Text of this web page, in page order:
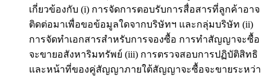
เกี่ยวข้องกับ (i) การจัดการตอบรับการสื่อสารที่ลูกค้าอาจ
ติดต่อมาเพื่อขอข้อมูลใดจากบริษัทฯ และกลุ่มบริษัท (ii)
การจัดทำเอกสารสำหรับการจองซื้อ การทำสัญญาจะซื้อ
จะขายอสังหาริมทรัพย์ (iii) การตรวจสอบการปฏิบัติสิทธิ
และหน้าที่ของคู่สัญญาภายใต้สัญญาจะซื้อจะขายระหว่า